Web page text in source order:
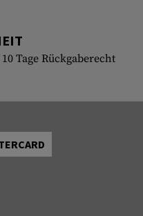
Tage Rückgaberecht